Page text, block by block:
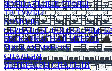
ЖУРНАЛЬНЫЕ СТОЛЫ
ТВ ТУМБЫ
КОМОДЫ
СЕРВАНТЫ ДЛЯ ПОСУДЫ,
БЕСКАРКАСНАЯ МЕБЕЛЬ
МЯГКАЯ МЕБЕЛЬ
СПАЛЬНЯ
ИНТЕРЬЕРЫ СПАЛЬНИ